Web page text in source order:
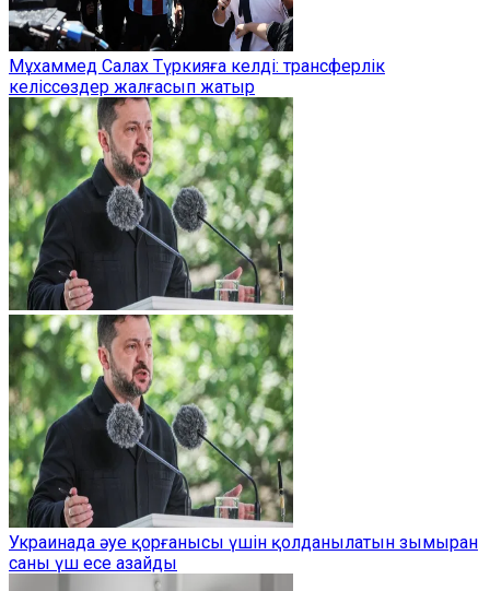
Мұхаммед Салах Түркияға келді: трансферлік
келіссөздер жалғасып жатыр
Украинада әуе қорғанысы үшін қолданылатын зымыран
саны үш есе азайды